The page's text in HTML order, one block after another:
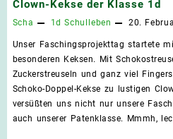
Clown-Kekse der Klasse 1d
Scha 1d Schulleben 20.
Unser Faschingsprojekttag startete
besonderen Keksen. Mit
Zuckerstreuseln und ganz viel
Schoko-Doppel-Kekse zu lustigen
versüßten uns nicht nur unsere
auch unserer Patenklasse. Mmmh,